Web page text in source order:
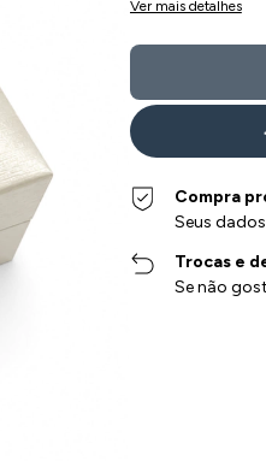
Ver mais detalhes
Compra
Seus
Trocas e
Se não